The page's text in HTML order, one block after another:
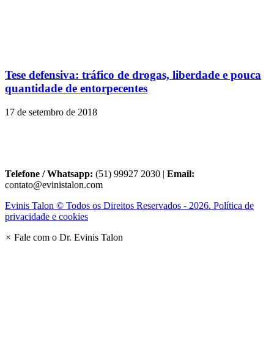
Tese defensiva: tráfico de drogas, liberdade e pouca
quantidade de entorpecentes
17 de setembro de 2018
Telefone / Whatsapp: (51) 99927 2030 | Email:
contato@evinistalon.com
Evinis Talon © Todos os Direitos Reservados - 2026. Política de
privacidade e cookies
× Fale com o Dr. Evinis Talon